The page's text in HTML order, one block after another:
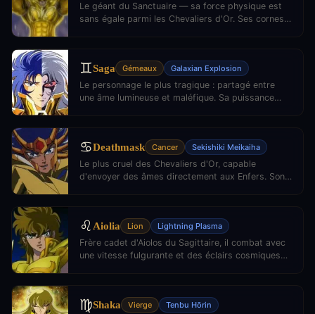
Le géant du Sanctuaire — sa force physique est
sans égale parmi les Chevaliers d'Or. Ses cornes
♊Saga Gémeaux Galaxian Explosion
Le personnage le plus tragique : partagé entre
une âme lumineuse et maléfique. Sa puissance
♋Deathmask Cancer Sekishiki Meikaiha
Le plus cruel des Chevaliers d'Or, capable
d'envoyer des âmes directement aux Enfers. Son
♌ Aiolia Lion Lightning Plasma
Frère cadet d'Aiolos du Sagittaire, il combat avec
une vitesse fulgurante et des éclairs cosmiques
♍Shaka Vierge Tenbu Hōrin